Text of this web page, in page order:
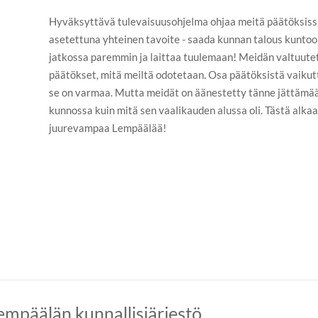
Hyväksyttävä tulevaisuusohjelma ohjaa meitä
asetettuna yhteinen tavoite - saada kunnan talous
jatkossa paremmin ja laittaa tuulemaan! Meidän
päätökset, mitä meiltä odotetaan. Osa päätöksistä
se on varmaa. Mutta meidät on äänestetty tänne
kunnossa kuin mitä sen vaalikauden alussa oli. Tästä
juurevampaa Lempäälää!
kunnallisjärjestö